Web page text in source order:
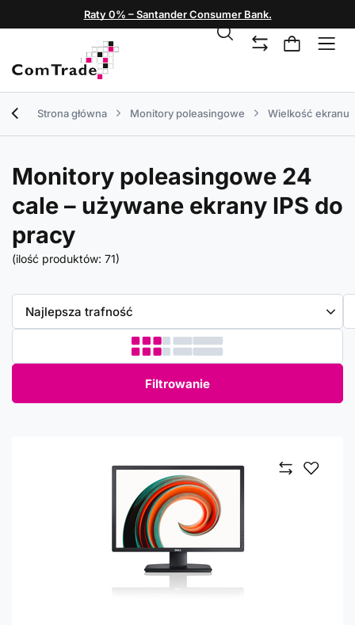
Raty 0% – Santander Consumer Bank.
Strona główna Monitory poleasingowe Wielkość ekranu
Monitory poleasingowe 24
cale – używane ekrany IPS do
pracy
(ilość produktów: 71)
Zmień sortowanie
Najlepsza trafność
Filtrowanie